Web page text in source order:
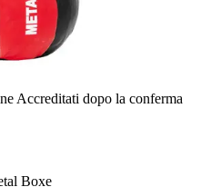
Accreditati dopo la conferma
Boxe